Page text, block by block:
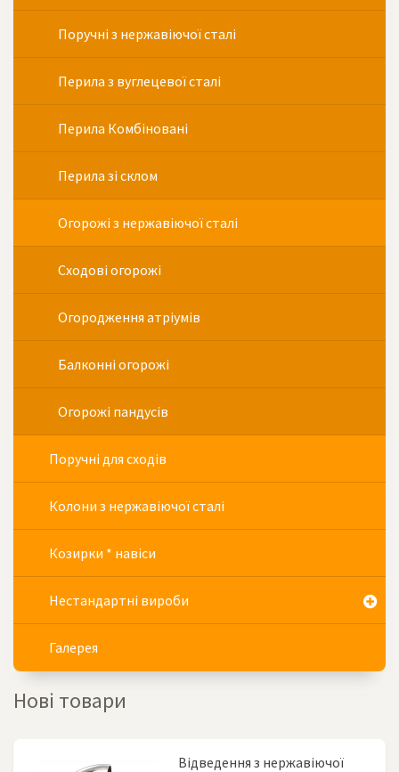
Поручні з нержавіючої сталі
Перила з вуглецевої сталі
Перила Комбіновані
Перила зі склом
Огорожі з нержавіючої сталі
Сходові огорожі
Огородження атріумів
Балконні огорожі
Огорожі пандусів
Поручні для сходів
Колони з нержавіючої сталі
Козирки * навіси
Нестандартні вироби
Галерея
Нові товари
Відведення з нержавіючої